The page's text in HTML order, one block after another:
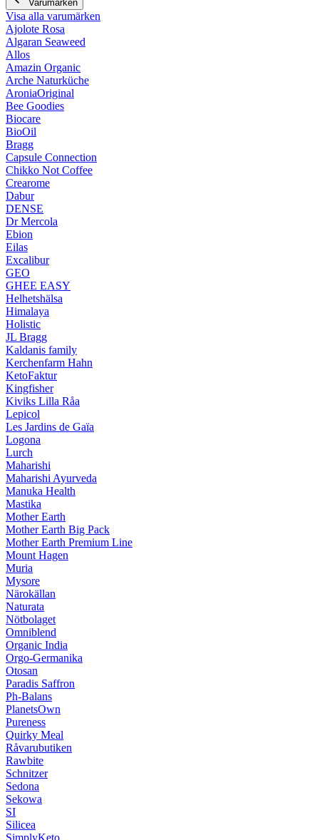
Varumärken
Visa alla varumärken
Ajolote Rosa
Algaran Seaweed
Allos
Amazin Organic
Arche Naturküche
AroniaOriginal
Bee Goodies
Biocare
BioOil
Bragg
Capsule Connection
Chikko Not Coffee
Crearome
Dabur
DENSE
Dr Mercola
Ebion
Eilas
Excalibur
GEO
GHEE EASY
Helhetshälsa
Himalaya
Holistic
JL Bragg
Kaldanis family
Kerchenfarm Hahn
KetoFaktur
Kingfisher
Kiviks Lilla Råa
Lepicol
Les Jardins de Gaïa
Logona
Lurch
Maharishi
Maharishi Ayurveda
Manuka Health
Mastika
Mother Earth
Mother Earth Big Pack
Mother Earth Premium Line
Mount Hagen
Muria
Mysore
Närokällan
Naturata
Nötbolaget
Omniblend
Organic India
Orgo-Germanika
Otosan
Paradis Saffron
Ph-Balans
PlanetsOwn
Pureness
Quirky Meal
Råvarubutiken
Rawbite
Schnitzer
Sedona
Sekowa
SI
Silicea
SimplyKeto